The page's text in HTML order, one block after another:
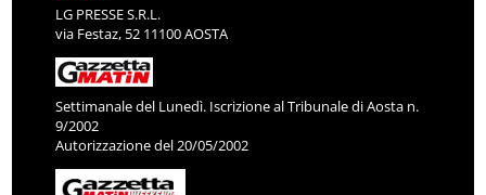
LG PRESSE S.R.L.
via Festaz, 52 11100 AOSTA
Settimanale del Lunedì. Iscrizione al Tribunale di Aosta n.
9/2002
Autorizzazione del 20/05/2002